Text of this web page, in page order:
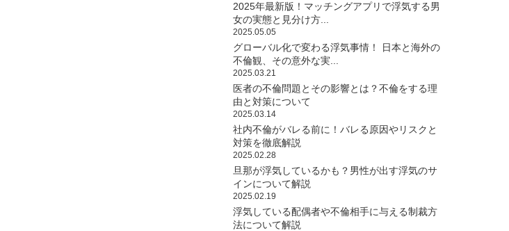
2025年最新版！マッチングアプリで浮気する男
女の実態と見分け方...
2025.05.05
グローバル化で変わる浮気事情！ 日本と海外の
不倫観、その意外な実...
2025.03.21
医者の不倫問題とその影響とは？不倫をする理
由と対策について
2025.03.14
社内不倫がバレる前に！バレる原因やリスクと
対策を徹底解説
2025.02.28
旦那が浮気しているかも？男性が出す浮気のサ
インについて解説
2025.02.19
浮気している配偶者や不倫相手に与える制裁方
法について解説